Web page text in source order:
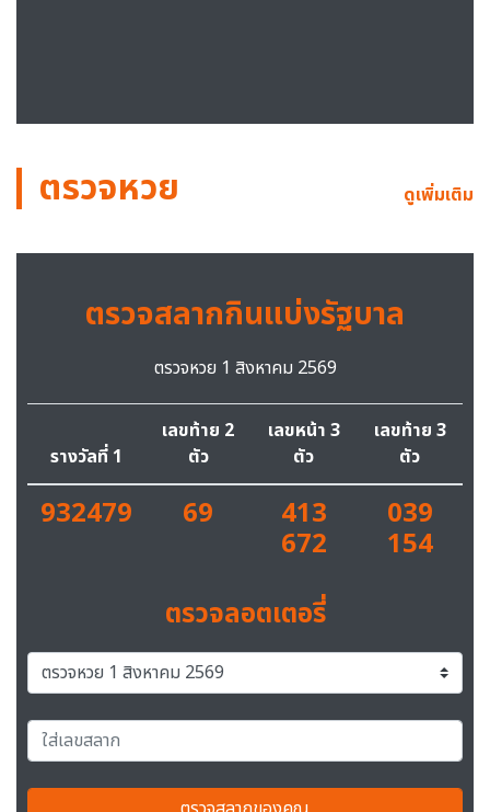
ตรวจหวย ดูเพิ่มเติม
ตรวจสลากกินแบ่งรัฐบาล
ตรวจหวย 1 สิงหาคม 2569
รางวัลที่ 1
เลขท้าย 2
ตัว
เลขหน้า 3
ตัว
เลขท้าย 3
ตัว
932479 69 413
672
039
154
ตรวจลอตเตอรี่